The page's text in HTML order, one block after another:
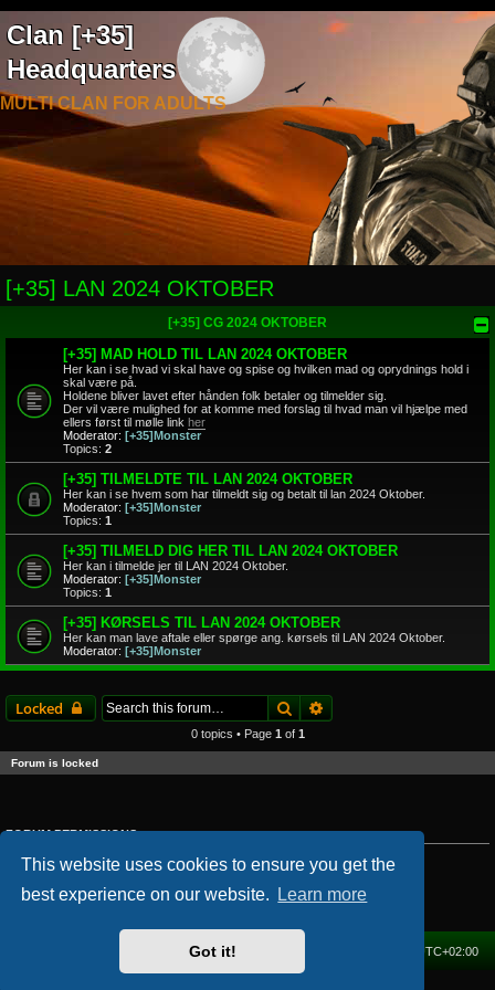
This website uses cookies to ensure you get the
best experience on our website.
Learn more
Got it!
Clan [+35]
Headquarters
MULTI CLAN FOR ADULTS
[+35] LAN 2024 OKTOBER
[+35] CG 2024 OKTOBER
[+35] MAD HOLD TIL LAN 2024 OKTOBER
Her kan i se hvad vi skal have og spise og hvilken mad og oprydnings hold i
skal være på.
Holdene bliver lavet efter hånden folk betaler og tilmelder sig.
Der vil være mulighed for at komme med forslag til hvad man vil hjælpe med
ellers først til mølle link her
Moderator: [+35]Monster
Topics: 2
[+35] TILMELDTE TIL LAN 2024 OKTOBER
Her kan i se hvem som har tilmeldt sig og betalt til lan 2024 Oktober.
Moderator: [+35]Monster
Topics: 1
[+35] TILMELD DIG HER TIL LAN 2024 OKTOBER
Her kan i tilmelde jer til LAN 2024 Oktober.
Moderator: [+35]Monster
Topics: 1
[+35] KØRSELS TIL LAN 2024 OKTOBER
Her kan man lave aftale eller spørge ang. kørsels til LAN 2024 Oktober.
Moderator: [+35]Monster
Locked SearchAdvanced search
0 topics • Page 1 of 1
Forum is locked
FORUM PERMISSIONS
Youcannot
post new topics in this forum
You cannotreply to topics in this forum
You
cannot
edit your posts in this forum
Youcannotdelete your posts in this forum
UTC+02:00